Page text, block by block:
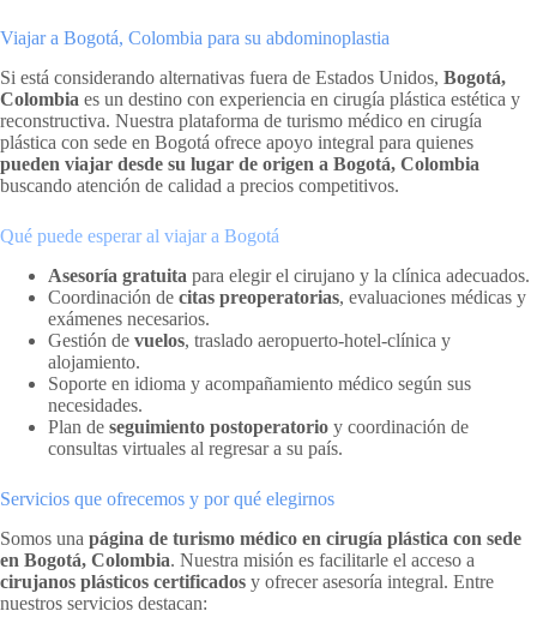
Viajar a Bogotá, Colombia para su abdominoplastia
Si está considerando alternativas fuera de Estados Unidos, Bogotá,
Colombia es un destino con experiencia en cirugía plástica estética y
reconstructiva. Nuestra plataforma de turismo médico en cirugía
plástica con sede en Bogotá ofrece apoyo integral para quienes
pueden viajar desde su lugar de origen a Bogotá, Colombia
buscando atención de calidad a precios competitivos.
Qué puede esperar al viajar a Bogotá
Asesoría gratuita para elegir el cirujano y la clínica adecuados.
Coordinación de citas preoperatorias, evaluaciones médicas y
exámenes necesarios.
Gestión de vuelos, traslado aeropuerto-hotel-clínica y
alojamiento.
Soporte en idioma y acompañamiento médico según sus
necesidades.
Plan de seguimiento postoperatorio y coordinación de
consultas virtuales al regresar a su país.
Servicios que ofrecemos y por qué elegirnos
Somos una página de turismo médico en cirugía plástica con sede
en Bogotá, Colombia. Nuestra misión es facilitarle el acceso a
cirujanos plásticos certificados y ofrecer asesoría integral. Entre
nuestros servicios destacan: